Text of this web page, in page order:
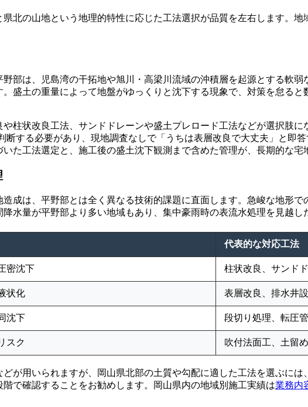
北の山地という地理的特性に応じた工法選択が品質を左右します。
部は、児島湾の干拓地や旭川・高梁川流域の沖積層を起源とする軟
盛土の重量によって地盤がゆっくりと沈下する現象で、対策を怠る
柱状改良工法、サンドドレーンや盛土プレロード工法などが選択肢
する必要があり、現地調査なしで「うちは表層改良で大丈夫」と即
た工法選定と、施工後の盛土沈下観測まで含めた管理が、長期的な宅
成は、平野部とは全く異なる技術的課題に直面します。急峻な地形
水量が平野部より多い地域もあり、集中豪雨時の表流水処理を見越し
代表的な対応工法
密沈下 柱状改良、サンド
状化 表層改良、排水井
沈下 段切り処理、転圧
スク 吹付法面工、土留
が用いられますが、岡山県北部の土質や勾配に適した工法を選ぶに
で確認することをお勧めします。岡山県内の地域別施工実績は業務内